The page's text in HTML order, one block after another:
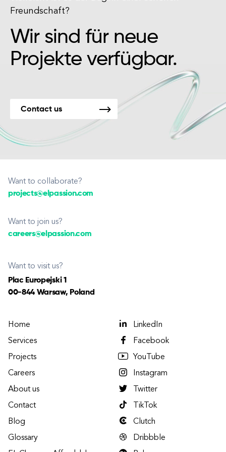
Freundschaft?
Wir sind für neue
Projekte verfügbar.
Contact us
Want to collaborate?
projects@elpassion.com
Want to join us?
careers@elpassion.com
Want to visit us?
Plac Europejski 1
00-844 Warsaw, Poland
Home
Services
Projects
Careers
About us
Contact
Blog
Glossary
LinkedIn
Facebook
YouTube
Instagram
Twitter
TikTok
Clutch
Dribbble